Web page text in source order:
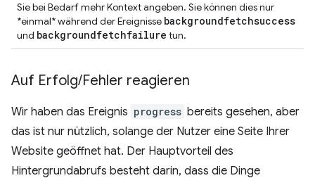
Sie bei Bedarf mehr Kontext angeben. Sie können dies nur
*einmal* während der Ereignisse backgroundfetchsuccess
und backgroundfetchfailure tun.
Auf Erfolg/Fehler reagieren
Wir haben das Ereignis progress bereits gesehen, aber
das ist nur nützlich, solange der Nutzer eine Seite Ihrer
Website geöffnet hat. Der Hauptvorteil des
Hintergrundabrufs besteht darin, dass die Dinge